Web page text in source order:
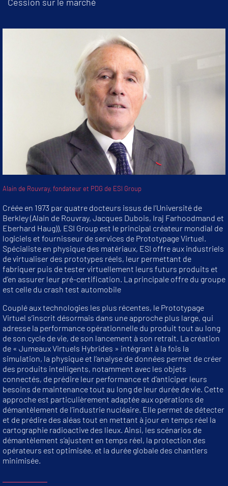
Alain de Rouvray, fondateur et PDG de ESI Group
Créée en 1973 par quatre docteurs issus de l’Université de
Berkley (Alain de Rouvray, Jacques Dubois, Iraj Farhoodmand et
Eberhard Haug)), ESI Group est le principal créateur mondial de
logiciels et fournisseur de services de Prototypage Virtuel.
Spécialiste en physique des matériaux, ESI offre aux industriels
de virtualiser des prototypes réels, leur permettant de
fabriquer puis de tester virtuellement leurs futurs produits et
d’en assurer leur pré-certification. La principale offre du groupe
est celle du crash test automobile
Couplé aux technologies les plus récentes, le Prototypage
Virtuel s’inscrit désormais dans une approche plus large, qui
adresse la performance opérationnelle du produit tout au long
de son cycle de vie, de son lancement à son retrait. La création
de « Jumeaux Virtuels Hybrides » intégrant à la fois la
simulation, la physique et l’analyse de données permet de créer
des produits intelligents, notamment avec les objets
connectés, de prédire leur performance et d’anticiper leurs
besoins de maintenance tout au long de leur durée de vie. Cette
approche est particulièrement adaptée aux opérations de
démantèlement de l’industrie nucléaire. Elle permet de détecter
et de prédire des aléas tout en mettant à jour en temps réel la
cartographie radioactive des lieux. Ainsi, les scénarios de
démantèlement s’ajustent en temps réel, la protection des
opérateurs est optimisée, et la durée globale des chantiers
minimisée.